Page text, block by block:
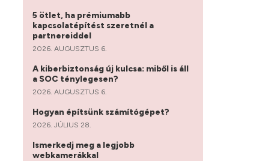
5 ötlet, ha prémiumabb
kapcsolatépítést szeretnél a
partnereiddel
2026. AUGUSZTUS 6.
A kiberbiztonság új kulcsa: miből is áll
a SOC ténylegesen?
2026. AUGUSZTUS 6.
Hogyan építsünk számítógépet?
2026. JÚLIUS 28.
Ismerkedj meg a legjobb
webkamerákkal